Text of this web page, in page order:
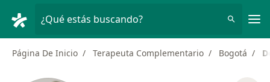
¿Qué estás buscando?
Página De Inicio Terapeuta Complementario Bogotá